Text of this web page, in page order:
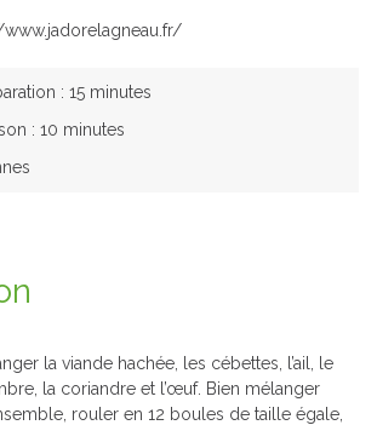
: 15 minutes
: 10 minutes
la viande hachée, les cébettes, l’ail, le
la coriandre et l’œuf. Bien mélanger
rouler en 12 boules de taille égale,